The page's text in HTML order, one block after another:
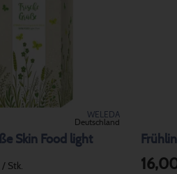
WELEDA
Deutschland
Skin Food light
/ Stk.